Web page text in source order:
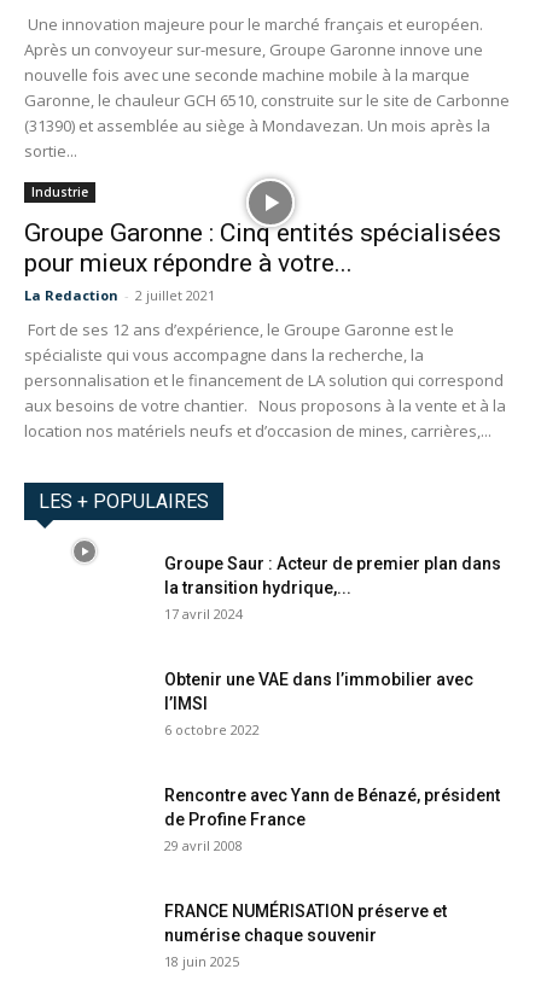
Une innovation majeure pour le marché français et européen.
Après un convoyeur sur-mesure, Groupe Garonne innove une
nouvelle fois avec une seconde machine mobile à la marque
Garonne, le chauleur GCH 6510, construite sur le site de Carbonne
(31390) et assemblée au siège à Mondavezan. Un mois après la
sortie...
Industrie
Groupe Garonne : Cinq entités spécialisées
pour mieux répondre à votre...
La Redaction - 2 juillet 2021
Fort de ses 12 ans d’expérience, le Groupe Garonne est le
spécialiste qui vous accompagne dans la recherche, la
personnalisation et le financement de LA solution qui correspond
aux besoins de votre chantier. Nous proposons à la vente et à la
location nos matériels neufs et d’occasion de mines, carrières,...
LES + POPULAIRES
Groupe Saur : Acteur de premier plan dans
la transition hydrique,...
17 avril 2024
Obtenir une VAE dans l’immobilier avec
l’IMSI
6 octobre 2022
Rencontre avec Yann de Bénazé, président
de Profine France
29 avril 2008
FRANCE NUMÉRISATION préserve et
numérise chaque souvenir
18 juin 2025